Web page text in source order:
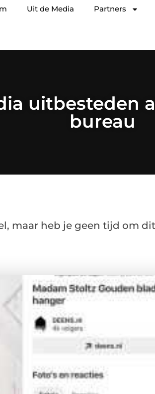
Uit de Media Partners
uitbesteden
bureau
maar heb je geen tijd om